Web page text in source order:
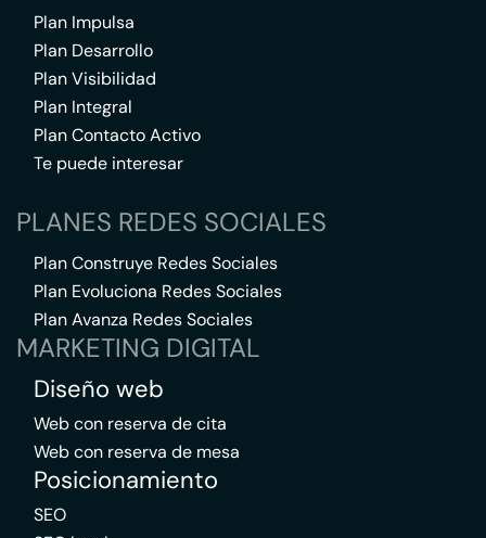
Plan Impulsa
Plan Desarrollo
Plan Visibilidad
Plan Integral
Plan Contacto Activo
Te puede interesar
PLANES REDES SOCIALES
Plan Construye Redes Sociales
Plan Evoluciona Redes Sociales
Plan Avanza Redes Sociales
MARKETING DIGITAL
Diseño web
Web con reserva de cita
Web con reserva de mesa
Posicionamiento
SEO